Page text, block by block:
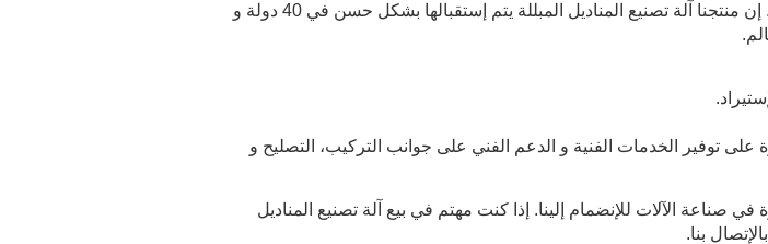
شهادة SGS و شهادة CE. إن منتجنا آلة تصنيع المناديل المبللة يتم إستقبالها بشكل حسن في 40 دولة و
على توفير الخدمات الفنية و الدعم الفني على جوانب التركيب، التصليح و
في صناعة الآلات للإنضمام إلينا. إذا كنت مهتم في بيع آلة تصنيع المناديل
بنا.